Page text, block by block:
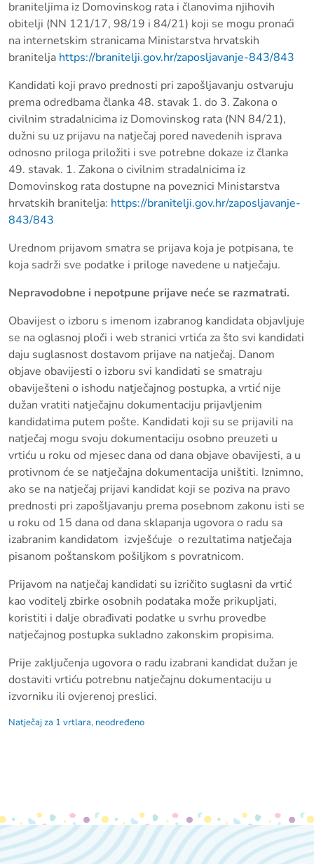
braniteljima iz Domovinskog rata i članovima njihovih
obitelji (NN 121/17, 98/19 i 84/21) koji se mogu pronaći
na internetskim stranicama Ministarstva hrvatskih
branitelja https://branitelji.gov.hr/zaposljavanje-843/843
Kandidati koji pravo prednosti pri zapošljavanju ostvaruju
prema odredbama članka 48. stavak 1. do 3. Zakona o
civilnim stradalnicima iz Domovinskog rata (NN 84/21),
dužni su uz prijavu na natječaj pored navedenih isprava
odnosno priloga priložiti i sve potrebne dokaze iz članka
49. stavak. 1. Zakona o civilnim stradalnicima iz
Domovinskog rata dostupne na poveznici Ministarstva
hrvatskih branitelja: https://branitelji.gov.hr/zaposljavanje-
843/843
Urednom prijavom smatra se prijava koja je potpisana, te
koja sadrži sve podatke i priloge navedene u natječaju.
Nepravodobne i nepotpune prijave neće se razmatrati.
Obavijest o izboru s imenom izabranog kandidata objavljuje
se na oglasnoj ploči i web stranici vrtića za što svi kandidati
daju suglasnost dostavom prijave na natječaj. Danom
objave obavijesti o izboru svi kandidati se smatraju
obaviješteni o ishodu natječajnog postupka, a vrtić nije
dužan vratiti natječajnu dokumentaciju prijavljenim
kandidatima putem pošte. Kandidati koji su se prijavili na
natječaj mogu svoju dokumentaciju osobno preuzeti u
vrtiću u roku od mjesec dana od dana objave obavijesti, a u
protivnom će se natječajna dokumentacija uništiti. Iznimno,
ako se na natječaj prijavi kandidat koji se poziva na pravo
prednosti pri zapošljavanju prema posebnom zakonu isti se
u roku od 15 dana od dana sklapanja ugovora o radu sa
izabranim kandidatom izvješćuje o rezultatima natječaja
pisanom poštanskom pošiljkom s povratnicom.
Prijavom na natječaj kandidati su izričito suglasni da vrtić
kao voditelj zbirke osobnih podataka može prikupljati,
koristiti i dalje obrađivati podatke u svrhu provedbe
natječajnog postupka sukladno zakonskim propisima.
Prije zaključenja ugovora o radu izabrani kandidat dužan je
dostaviti vrtiću potrebnu natječajnu dokumentaciju u
izvorniku ili ovjerenoj preslici.
Natječaj za 1 vrtlara, neodređeno